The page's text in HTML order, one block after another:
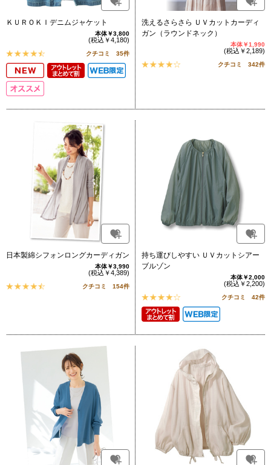
ＫＵＲＯＫＩデニムジャケット
本体￥3,800
(税込￥4,180)
クチコミ 35件
洗えるさらさら ＵＶカットカーディ
ガン（ラウンドネック）
本体￥1,990
(税込￥2,189)
クチコミ 342件
日本製綿シフォンロングカーディガン
本体￥3,990
(税込￥4,389)
クチコミ 154件
持ち運びしやすい ＵＶカットシアー
ブルゾン
本体￥2,000
(税込￥2,200)
クチコミ 42件